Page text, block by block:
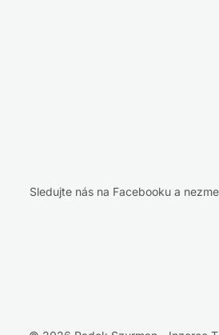
Sledujte nás na Facebooku a